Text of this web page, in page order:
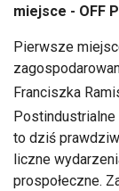
miejsce - OFF
Pierwsze
Franciszka
Postindustrialne
to dziś
liczne
prospołeczne.